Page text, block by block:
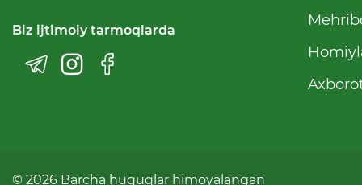
Biz ijtimoiy tarmoqlarda
© 2026 Barcha huquqlar himoyalangan